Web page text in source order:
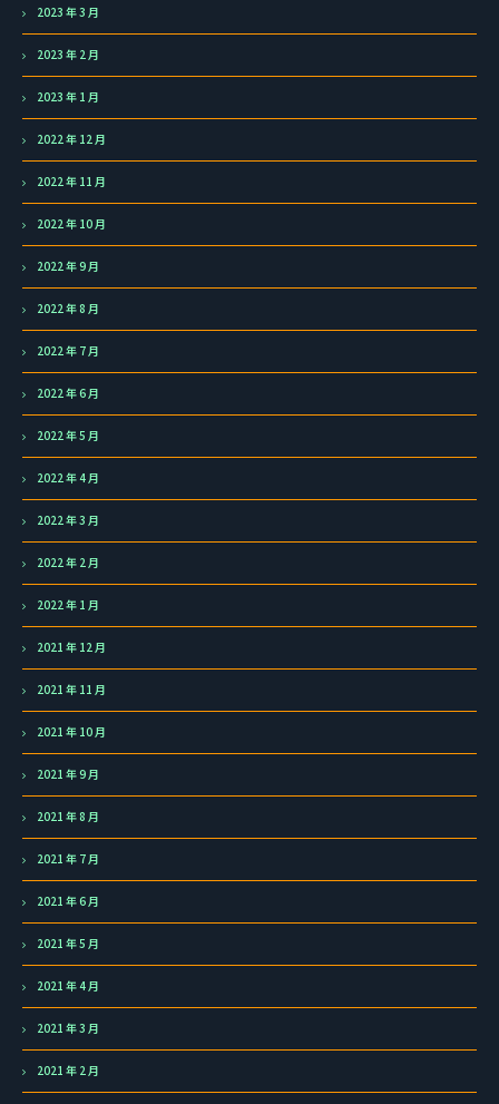
2023 年 3 月
2023 年 2 月
2023 年 1 月
2022 年 12 月
2022 年 11 月
2022 年 10 月
2022 年 9 月
2022 年 8 月
2022 年 7 月
2022 年 6 月
2022 年 5 月
2022 年 4 月
2022 年 3 月
2022 年 2 月
2022 年 1 月
2021 年 12 月
2021 年 11 月
2021 年 10 月
2021 年 9 月
2021 年 8 月
2021 年 7 月
2021 年 6 月
2021 年 5 月
2021 年 4 月
2021 年 3 月
2021 年 2 月